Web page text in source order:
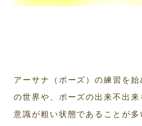
アーサナ（ポーズ）の練習を
の世界や、ポーズの出来不出
意識が粗い状態であることが多